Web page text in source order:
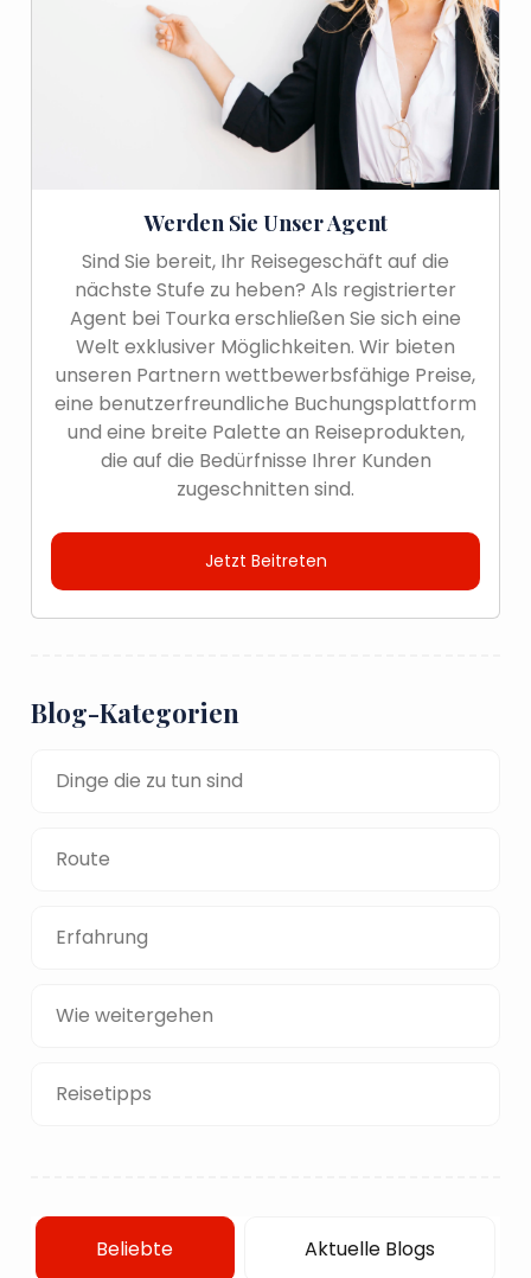
Werden Sie Unser Agent
Sind Sie bereit, Ihr Reisegeschäft auf die
nächste Stufe zu heben? Als registrierter
Agent bei Tourka erschließen Sie sich eine
Welt exklusiver Möglichkeiten. Wir bieten
unseren Partnern wettbewerbsfähige Preise,
eine benutzerfreundliche Buchungsplattform
und eine breite Palette an Reiseprodukten,
die auf die Bedürfnisse Ihrer Kunden
zugeschnitten sind.
Jetzt Beitreten
Blog-Kategorien
Dinge die zu tun sind
Route
Erfahrung
Wie weitergehen
Reisetipps
Beliebte Aktuelle Blogs